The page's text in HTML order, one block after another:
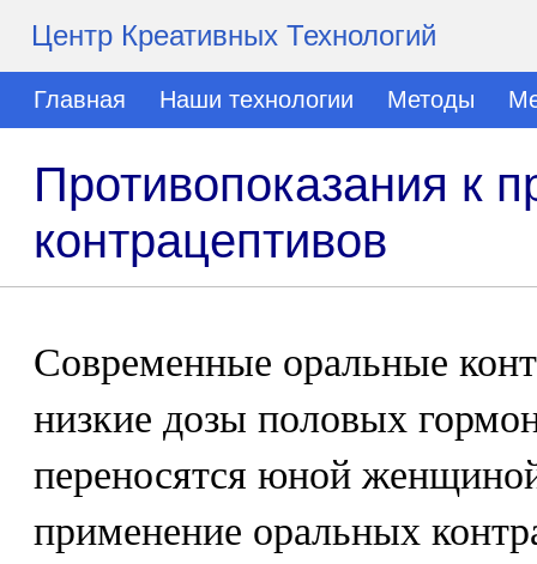
Центр Креативных Технологий
Главная Наши технологии Методы
Противопоказания к
контрацептивов
Современные оральные
низкие дозы половых
переносятся юной
применение оральных